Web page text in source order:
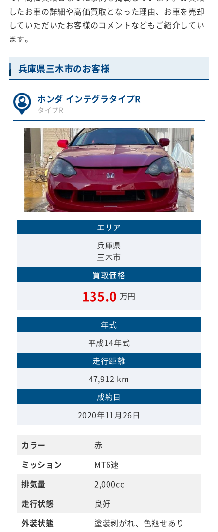
したお車の詳細や高価買取となった理由、お車を売却
していただいたお客様のコメントなどもご紹介してい
ます。
兵庫県三木市のお客様
ホンダ インテグラタイプR
タイプR
エリア
兵庫県
三木市
買取価格
135.0 万円
年式
平成14年式
走行距離
47,912 km
成約日
2020年11月26日
カラー
赤
ミッション
MT6速
排気量
2,000cc
走行状態
良好
外装状態
塗装剥がれ、色褪せあり